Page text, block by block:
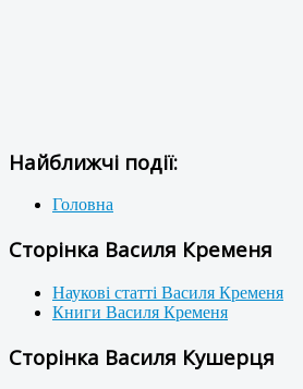
Найближчі події:
Головна
Сторінка Василя Кременя
Наукові статті Василя Кременя
Книги Василя Кременя
Сторінка Василя Кушерця